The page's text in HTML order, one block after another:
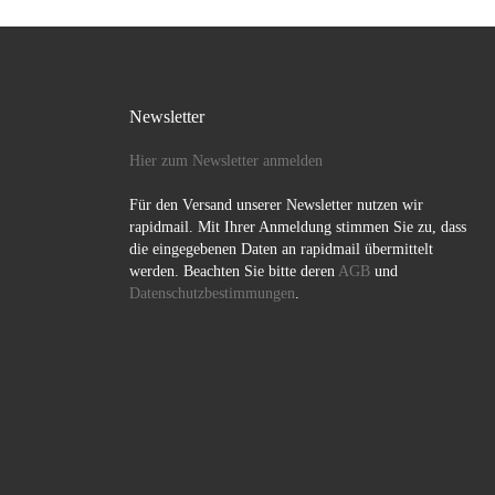
Newsletter
Hier zum Newsletter anmelden
Für den Versand unserer Newsletter nutzen wir
rapidmail. Mit Ihrer Anmeldung stimmen Sie zu, dass
die eingegebenen Daten an rapidmail übermittelt
werden. Beachten Sie bitte deren AGB und
Datenschutzbestimmungen